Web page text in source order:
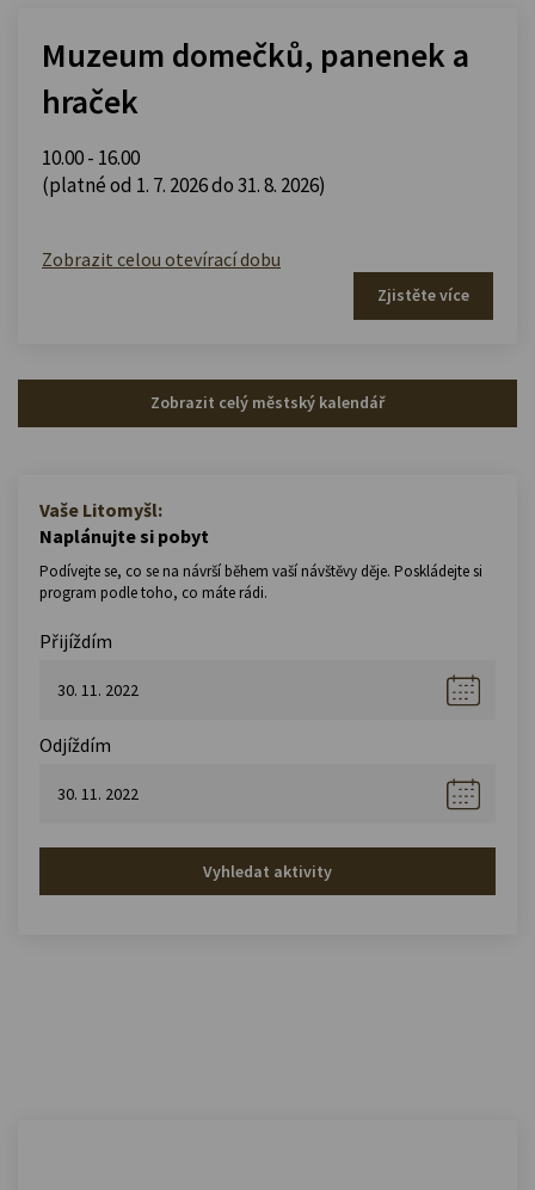
Muzeum domečků, panenek a
hraček
10.00 - 16.00
(platné od 1. 7. 2026 do 31. 8. 2026)
Zobrazit celou otevírací dobu
Zjistěte více
Zobrazit celý městský kalendář
Vaše Litomyšl:
Naplánujte si pobyt
Podívejte se, co se na návrší během vaší návštěvy děje. Poskládejte si
program podle toho, co máte rádi.
Přijíždím
Odjíždím
Vyhledat aktivity